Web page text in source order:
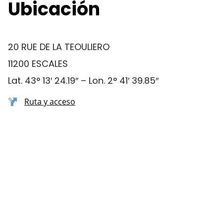
Ubicación
20 RUE DE LA TEOULIERO
11200 ESCALES
Lat. 43° 13′ 24.19″ – Lon. 2° 41′ 39.85″
Ruta y acceso